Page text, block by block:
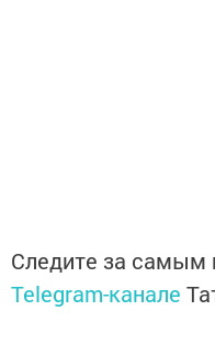
Следите за
Telegram-канале